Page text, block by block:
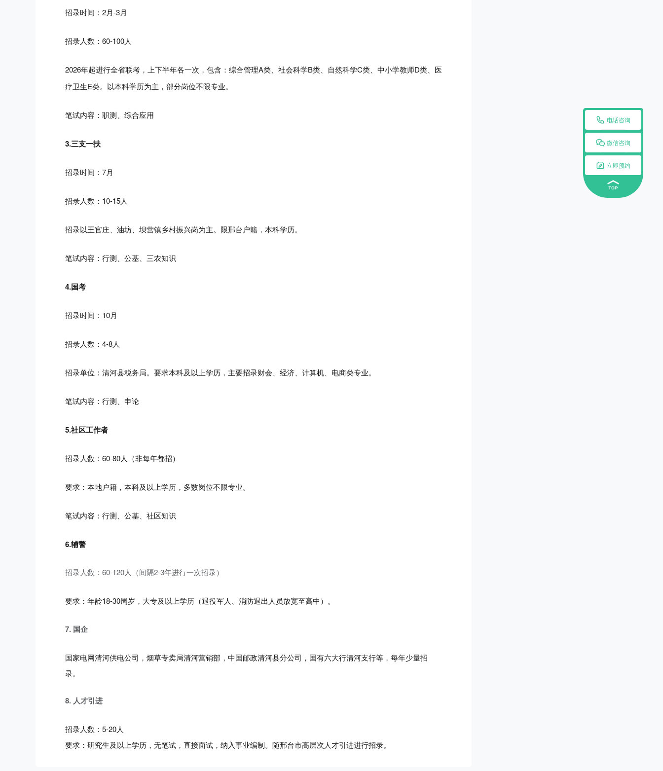
 电话咨询
 微信咨询
 立即预约
招录时间：2月-3月
招录人数：60-100人
2026年起进行全省联考，上下半年各一次，包含：综合管理A类、社会科学B类、自然科学C类、中小学教师D类、医
疗卫生E类。以本科学历为主，部分岗位不限专业。
笔试内容：职测、综合应用
3.三支一扶
招录时间：7月
招录人数：10-15人
招录以王官庄、油坊、坝营镇乡村振兴岗为主。限邢台户籍，本科学历。
笔试内容：行测、公基、三农知识
4.国考
招录时间：10月
招录人数：4-8人
招录单位：清河县税务局。要求本科及以上学历，主要招录财会、经济、计算机、电商类专业。
笔试内容：行测、申论
5.社区工作者
招录人数：60-80人（非每年都招）
要求：本地户籍， 本科及以上学历，多数岗位不限专业。
笔试内容：行测、公基、社区知识
6.辅警
招录人数：60-120人（间隔2-3年进行一次招录）
要求：年龄18-30周岁，大专及以上学历（退役军人、消防退出人员放宽至高中） 。
7. 国企
国家电网清河供电公司，烟草专卖局清河营销部，中国邮政清河县分公司，国有六大行清河支行等，每年少量招
录。
8. 人才引进
招录人数：5-20人
要求：研究生及以上学历，无笔试，直接面试，纳入事业编制。随邢台市高层次人才引进进行招录。